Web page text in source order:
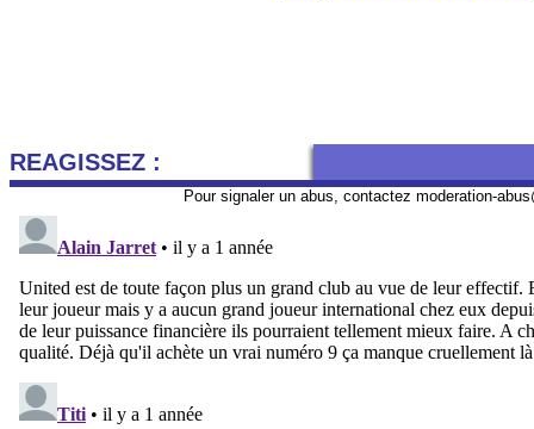
REAGISSEZ :
Pour signaler un abus, contactez moderation-